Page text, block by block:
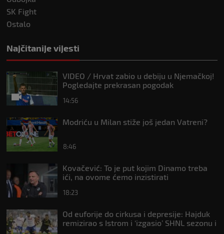
SK Fight
Ostalo
Najčitanije vijesti
VIDEO / Hrvat zabio u debiju u Njemačkoj!
Pogledajte prekrasan pogodak
14:56
Modriću u Milan stiže još jedan Vatreni?
8:46
Kovačević: To je put kojim Dinamo treba
ići, na ovome ćemo inzistirati
18:23
Od euforije do cirkusa i depresije: Hajduk
remizirao s Istrom i ‘izgasio’ SHNL sezonu i